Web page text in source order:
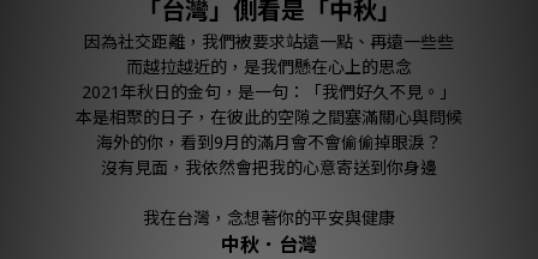
「台灣」側看是「中秋」
因為社交距離，我們被要求站遠一點、再遠一些些
而越拉越近的，是我們懸在心上的思念
2021年秋日的金句，是一句：「我們好久不見。」
本是相聚的日子，在彼此的空隙之間塞滿關心與問候
海外的你，看到9月的滿月會不會偷偷掉眼淚？
沒有見面，我依然會把我的心意寄送到你身邊
我在台灣，念想著你的平安與健康
中秋．台灣